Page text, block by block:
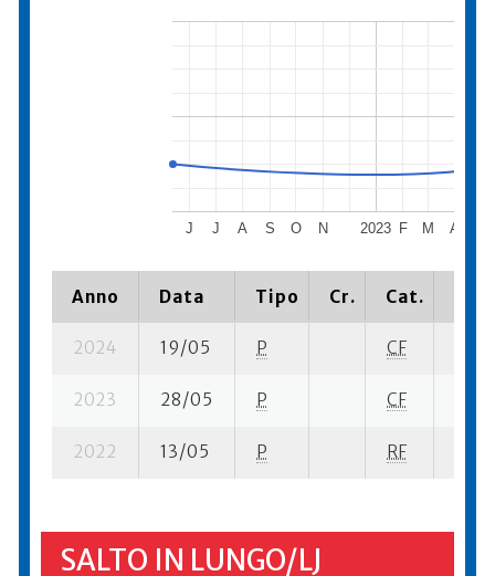
2023
J J A S O N F M A
Anno Data Tipo Cr. Cat.
2024 19/05 P CF
2023 28/05 P CF
2022 13/05 P RF
SALTO IN LUNGO/LJ